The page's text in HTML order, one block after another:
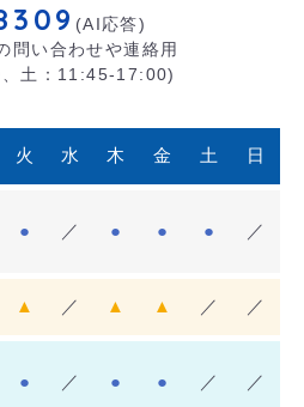
(AI応答)
問い合わせや連絡用
土：11:45-17:00)
火 水 木 金 土 日
● ／ ● ● ● ／
▲ ／ ▲ ▲ ／ ／
● ／ ● ● ／ ／